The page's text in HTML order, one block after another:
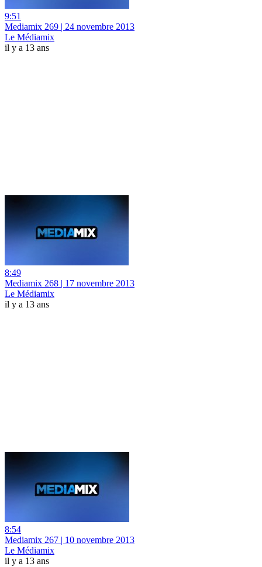
9:51
Mediamix 269 | 24 novembre 2013
Le Médiamix
il y a 13 ans
8:49
Mediamix 268 | 17 novembre 2013
Le Médiamix
il y a 13 ans
8:54
Mediamix 267 | 10 novembre 2013
Le Médiamix
il y a 13 ans